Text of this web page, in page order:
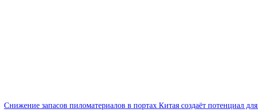
Снижение запасов пиломатериалов в портах Китая создаёт потенциал